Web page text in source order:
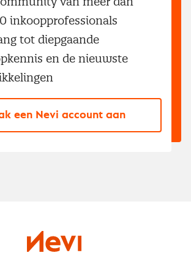
inkoopprofessionals
tot diepgaande
en de nieuwste
een Nevi account aan